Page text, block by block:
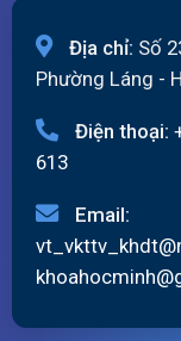
Địa chỉ: Số
Phường Láng -
Điện thoại:
613
Email: